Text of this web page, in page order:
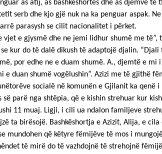
as atij, as bashkëshortes dhe as djemve
serb dhe kjo gjë nuk na ka penguar aspak.
parasysh se cilit nacionalitet i përket.
vjet e gjysmë dhe ne jemi lidhur shumë me të”,
kur do të dalë dikush të adaptojë djalin.
por edhe ne e duam shumë. A., djemtë e
e duan shumë vogëlushin”. Azizi me të gjithë
socialë në komunën e Gjilanit ka qenë
së parë nga shtëpia, që e kishin strehuar kur
11 muaj. Ligji, i cili ua ndalon familjeve
ta birësojë. Bashkëshortja e Azizit, Alija, e
mundohen që këtyre fëmijëve të mos i
të mirë do të vazhdojnë të strehojnë